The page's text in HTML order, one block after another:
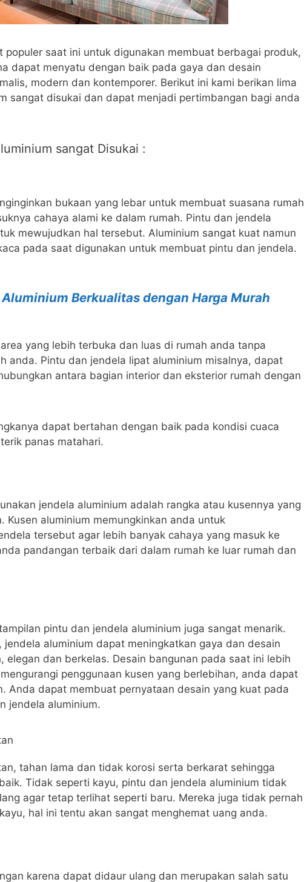
saat ini untuk digunakan membuat berbagai produk,
dapat menyatu dengan baik pada gaya dan desain
modern dan kontemporer. Berikut ini kami berikan lima
sangat disukai dan dapat menjadi pertimbangan bagi anda
sangat Disukai :
bukaan yang lebar untuk membuat suasana rumah
cahaya alami ke dalam rumah. Pintu dan jendela
mewujudkan hal tersebut. Aluminium sangat kuat namun
pada saat digunakan untuk membuat pintu dan jendela.
Berkualitas dengan Harga Murah
yang lebih terbuka dan luas di rumah anda tanpa
anda. Pintu dan jendela lipat aluminium misalnya, dapat
antara bagian interior dan eksterior rumah dengan
dapat bertahan dengan baik pada kondisi cuaca
panas matahari.
jendela aluminium adalah rangka atau kusennya yang
aluminium memungkinkan anda untuk
tersebut agar lebih banyak cahaya yang masuk ke
pandangan terbaik dari dalam rumah ke luar rumah dan
pintu dan jendela aluminium juga sangat menarik.
aluminium dapat meningkatkan gaya dan desain
dan berkelas. Desain bangunan pada saat ini lebih
penggunaan kusen yang berlebihan, anda dapat
Anda dapat membuat pernyataan desain yang kuat pada
jendela aluminium.
tahan lama dan tidak korosi serta berkarat sehingga
Tidak seperti kayu, pintu dan jendela aluminium tidak
agar tetap terlihat seperti baru. Mereka juga tidak pernah
hal ini tentu akan sangat menghemat uang anda.
karena dapat didaur ulang dan merupakan salah satu